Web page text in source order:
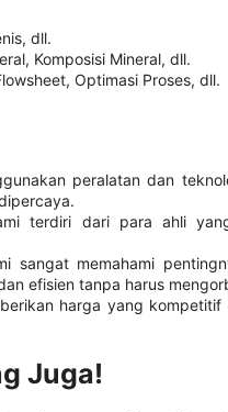
dll.
Komposisi Mineral, dll.
Optimasi Proses, dll.
peralatan dan
terdiri dari para ahli
sangat memahami
efisien tanpa harus
harga yang
Juga!